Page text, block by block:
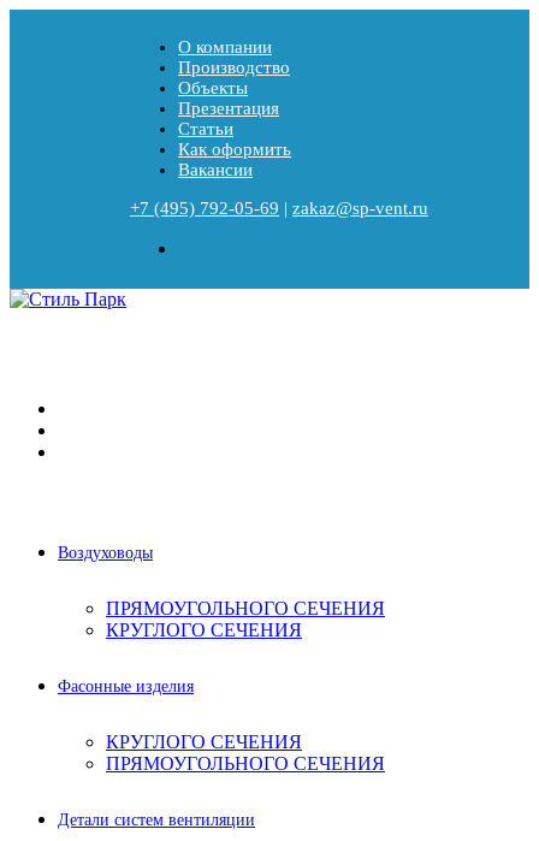
О компании
Производство
Объекты
Презентация
Статьи
Как оформить
Вакансии
+7 (495) 792-05-69 | zakaz@sp-vent.ru
Воздуховоды
ПРЯМОУГОЛЬНОГО СЕЧЕНИЯ
КРУГЛОГО СЕЧЕНИЯ
Фасонные изделия
КРУГЛОГО СЕЧЕНИЯ
ПРЯМОУГОЛЬНОГО СЕЧЕНИЯ
Детали систем вентиляции